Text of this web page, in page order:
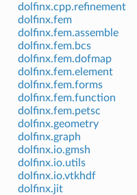
dolfinx.cpp.refinement
dolfinx.fem
dolfinx.fem.assemble
dolfinx.fem.bcs
dolfinx.fem.dofmap
dolfinx.fem.element
dolfinx.fem.forms
dolfinx.fem.function
dolfinx.fem.petsc
dolfinx.geometry
dolfinx.graph
dolfinx.io.gmsh
dolfinx.io.utils
dolfinx.io.vtkhdf
dolfinx.jit